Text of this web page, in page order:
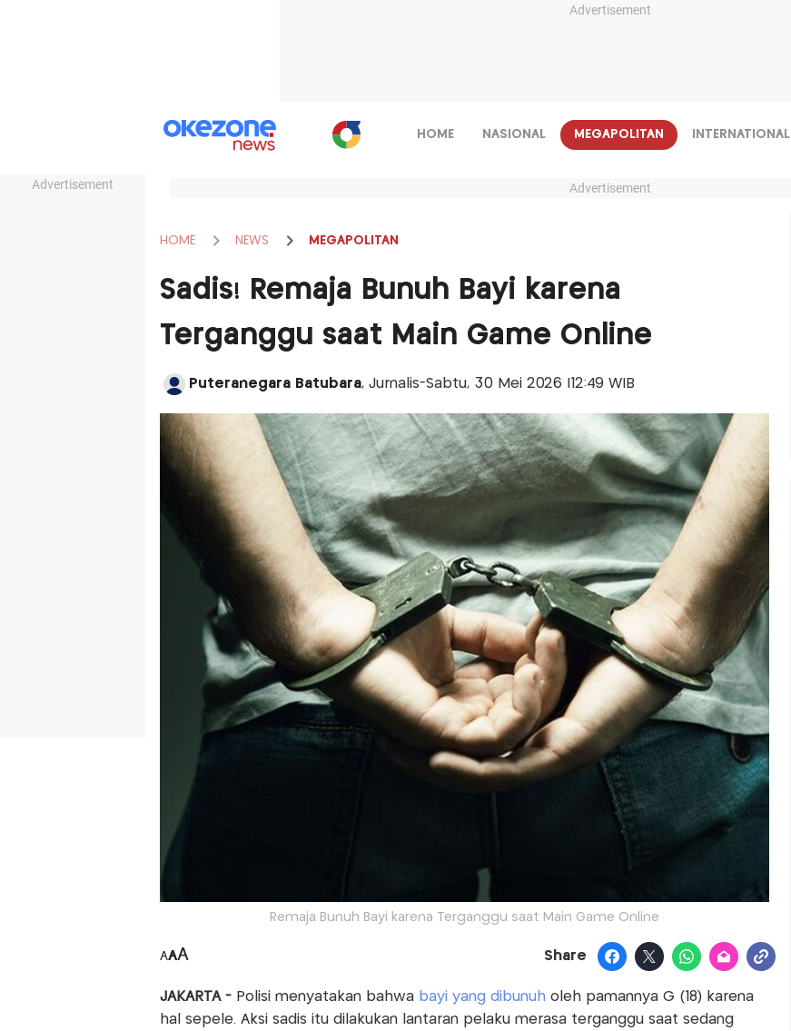
Advertisement
Advertisement
HOME NASIONAL MEGAPOLITAN INTERNATIONAL
Advertisement
HOME NEWS MEGAPOLITAN
Sadis! Remaja Bunuh Bayi karena
Terganggu saat Main Game Online
Puteranegara Batubara, Jurnalis-Sabtu, 30 Mei 2026 |12:49 WIB
Remaja Bunuh Bayi karena Terganggu saat Main Game Online
AAA Share
JAKARTA -Polisi menyatakan bahwa bayi yang dibunuh oleh pamannya G (18) karena
hal sepele. Aksi sadis itu dilakukan lantaran pelaku merasa terganggu saat sedang